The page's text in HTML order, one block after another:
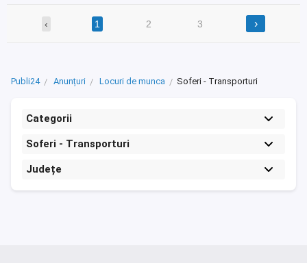
‹ 1 2 3 ›
Publi24 Anunțuri Locuri de munca Soferi - Transporturi
Categorii
Soferi - Transporturi
Județe